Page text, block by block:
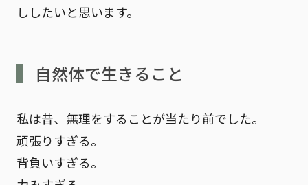
ししたいと思います。
自然体で生きること
私は昔、無理をすることが当たり前でした。
頑張りすぎる。
背負いすぎる。